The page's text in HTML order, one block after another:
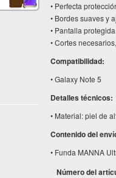
• Perfecta
• Bordes suaves y
• Pantalla
• Cortes
Compatibilidad:
• Galaxy Note 5
Detalles técnicos:
• Material: piel de
Contenido del
• Funda MANNA
Número del